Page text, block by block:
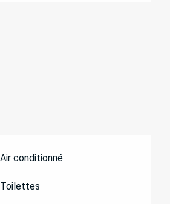
Air conditionné
Toilettes